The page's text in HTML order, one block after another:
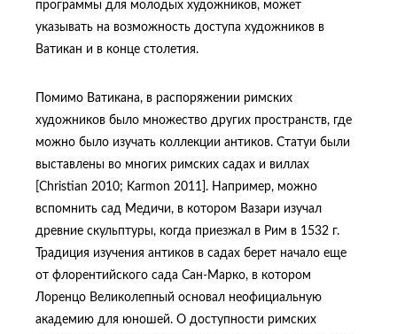
программы для молодых художников, может
указывать на возможность доступа художников в
Ватикан и в конце столетия.
Помимо Ватикана, в распоряжении римских
художников было множество других пространств, где
можно было изучать коллекции антиков. Статуи были
выставлены во многих римских садах и виллах
[Christian 2010; Karmon 2011]. Например, можно
вспомнить сад Медичи, в котором Вазари изучал
древние скульптуры, когда приезжал в Рим в 1532 г.
Традиция изучения антиков в садах берет начало еще
от флорентийского сада Сан-Марко, в котором
Лоренцо Великолепный основал неофициальную
академию для юношей. О доступности римских